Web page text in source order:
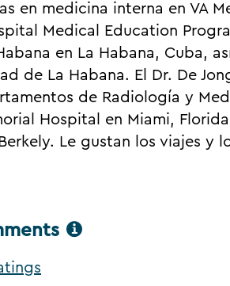
en medicina interna en VA
Medical Education
en La Habana, Cuba,
de La Habana. El Dr. De
de Radiología y
Hospital en Miami,
Le gustan los viajes y